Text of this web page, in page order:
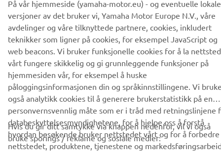
VIRKSOMHET
B2B
UTFORSK YAMAHA
FAQ & SUPPORT
NYHETSBREV
På vår hjemmeside (yamaha-motor.eu) - og eventuelle lokale
versjoner av det bruker vi, Yamaha Motor Europe N.V., våre
avdelinger og våre tilknyttede partnere, cookies, inkludert
teknikker som ligner på cookies, for eksempel JavaScript og
web beacons. Vi bruker funksjonelle cookies for å la
vårt fungere skikkelig og gi grunnleggende funksjoner på
hjemmesiden vår, for eksempel å huske
påloggingsinformasjonen din og språkinnstillingene. Vi
også analytikk cookies til å generere brukerstatistikk på en
personvernsvennlig måte som er i tråd med retningslinjene
databeskyttelsesmyndighetene, for å hjelpe oss å forstå
hvordan besøkende bruker nettstedet vårt og for å forbedre
nettstedet, produktene, tjenestene og
Hvis du gir ditt samtykke via knappen nedenfor, vil vi også
bruke sporings / reklame og sosiale medier: